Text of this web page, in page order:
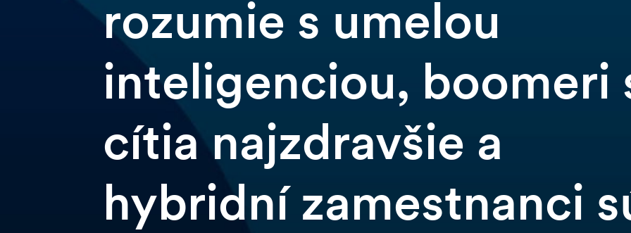
rozumie s umelou
inteligenciou, boomeri
cítia najzdravšie a
hybridní zamestnanci